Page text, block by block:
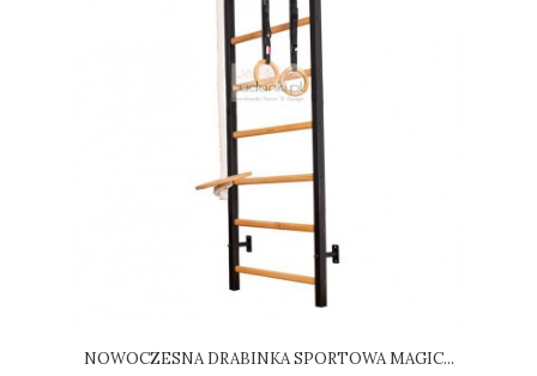
NOWOCZESNA DRABINKA SPORTOWA MAGIC...